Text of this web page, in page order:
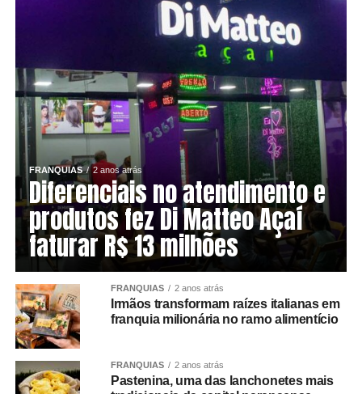
FRANQUIAS 2 anos atrás
Diferenciais no atendimento e
produtos fez Di Matteo Açaí
faturar R$ 13 milhões
FRANQUIAS 2 anos atrás
Irmãos transformam raízes italianas em
franquia milionária no ramo alimentício
FRANQUIAS 2 anos atrás
Pastenina, uma das lanchonetes mais